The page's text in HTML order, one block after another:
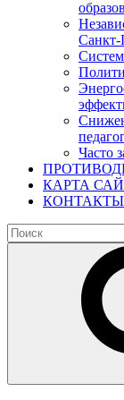
Санкт-
Часто
КАРТА
КОНТАКТЫ